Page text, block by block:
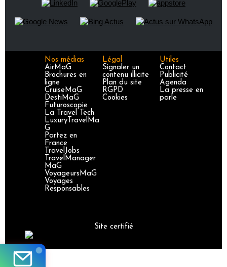
Nos médias
AirMaG
Brochures en
ligne
CruiseMaG
DestiMaG
Futuroscopie
La Travel Tech
LuxuryTravelMa
G
Partez en
France
TravelJobs
TravelManager
MaG
VoyageursMaG
Voyages
Responsables
Légal
Signaler un
contenu illicite
Plan du site
RGPD
Cookies
Utiles
Contact
Publicité
Agenda
La presse en
parle
Site certifié